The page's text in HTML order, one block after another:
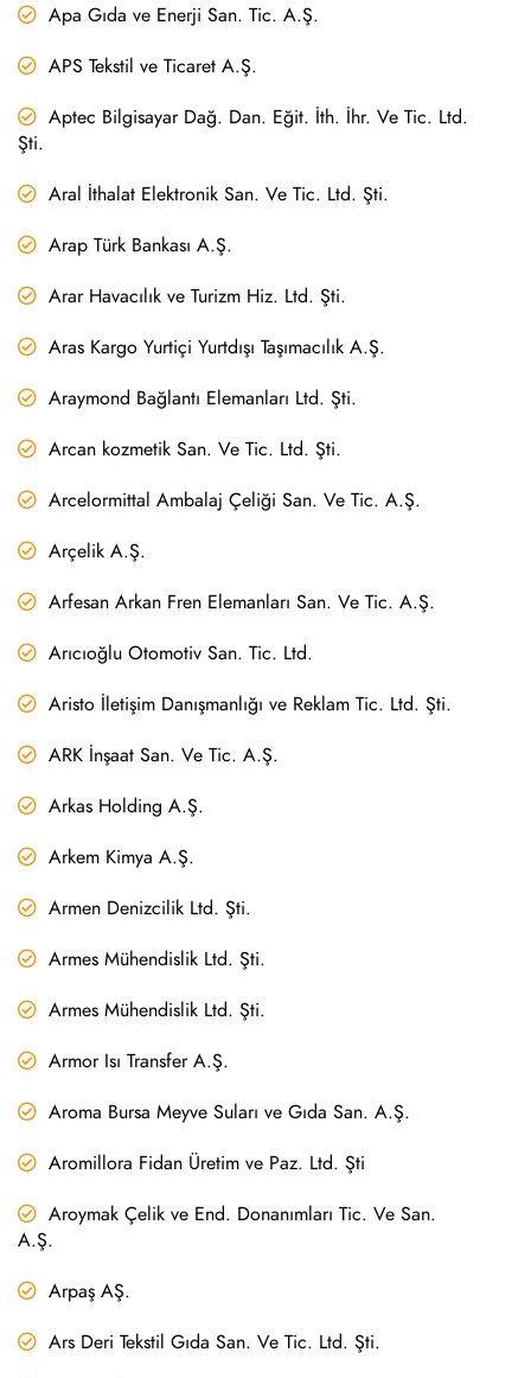
Apa Gıda ve Enerji San. Tic. A.Ş.
APS Tekstil ve Ticaret A.Ş.
Aptec Bilgisayar Dağ. Dan. Eğit. İth. İhr. Ve Tic. Ltd.
Şti.
Aral İthalat Elektronik San. Ve Tic. Ltd. Şti.
Arap Türk Bankası A.Ş.
Arar Havacılık ve Turizm Hiz. Ltd. Şti.
Aras Kargo Yurtiçi Yurtdışı Taşımacılık A.Ş.
Araymond Bağlantı Elemanları Ltd. Şti.
Arcan kozmetik San. Ve Tic. Ltd. Şti.
Arcelormittal Ambalaj Çeliği San. Ve Tic. A.Ş.
Arçelik A.Ş.
Arfesan Arkan Fren Elemanları San. Ve Tic. A.Ş.
Arıcıoğlu Otomotiv San. Tic. Ltd.
Aristo İletişim Danışmanlığı ve Reklam Tic. Ltd. Şti.
ARK İnşaat San. Ve Tic. A.Ş.
Arkas Holding A.Ş.
Arkem Kimya A.Ş.
Armen Denizcilik Ltd. Şti.
Armes Mühendislik Ltd. Şti.
Armes Mühendislik Ltd. Şti.
Armor Isı Transfer A.Ş.
Aroma Bursa Meyve Suları ve Gıda San. A.Ş.
Aromillora Fidan Üretim ve Paz. Ltd. Şti
Aroymak Çelik ve End. Donanımları Tic. Ve San.
A.Ş.
Arpaş AŞ.
Ars Deri Tekstil Gıda San. Ve Tic. Ltd. Şti.